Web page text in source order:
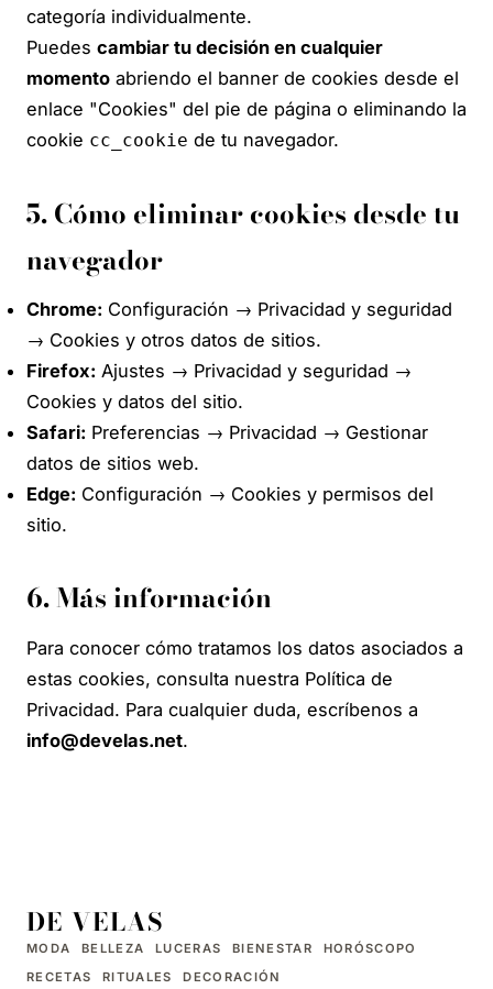
categoría individualmente.
Puedes cambiar tu decisión en cualquier
momento abriendo el banner de cookies desde el
enlace "Cookies" del pie de página o eliminando la
cookie cc_cookie de tu navegador.
5. Cómo eliminar cookies desde tu
navegador
Chrome: Configuración → Privacidad y seguridad
→ Cookies y otros datos de sitios.
Firefox: Ajustes → Privacidad y seguridad →
Cookies y datos del sitio.
Safari: Preferencias → Privacidad → Gestionar
datos de sitios web.
Edge: Configuración → Cookies y permisos del
sitio.
6. Más información
Para conocer cómo tratamos los datos asociados a
estas cookies, consulta nuestra Política de
Privacidad. Para cualquier duda, escríbenos a
info@develas.net.
DE VELAS
MODA BELLEZA LUCERAS BIENESTAR
HORÓSCOPO
RECETAS
RITUALES DECORACIÓN